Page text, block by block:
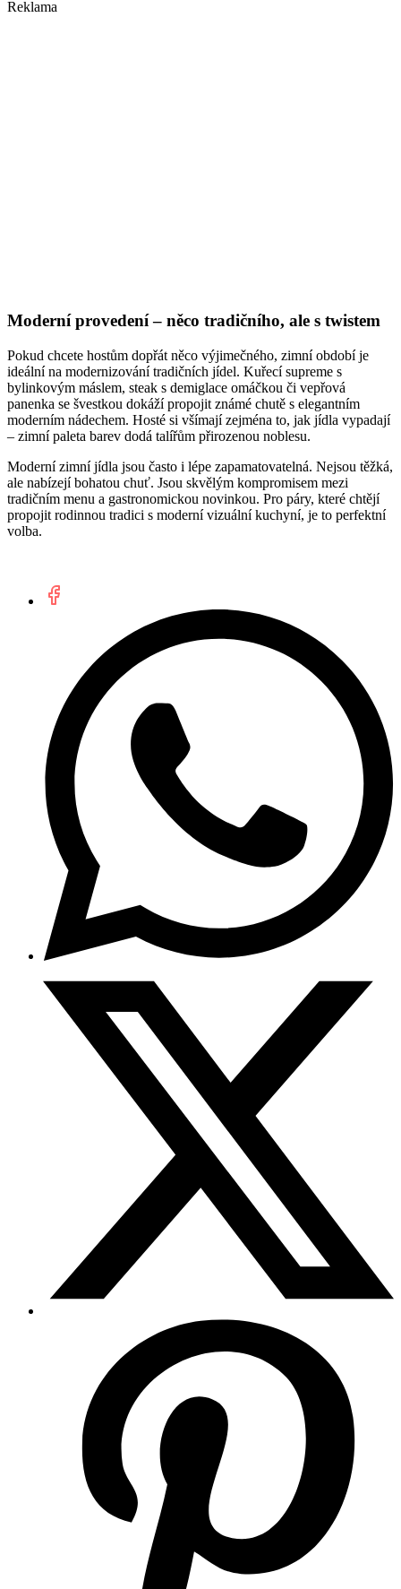
Reklama
Moderní provedení – něco tradičního, ale s twistem
Pokud chcete hostům dopřát něco výjimečného, zimní období je
ideální na modernizování tradičních jídel. Kuřecí supreme s
bylinkovým máslem, steak s demiglace omáčkou či vepřová
panenka se švestkou dokáží propojit známé chutě s elegantním
moderním nádechem. Hosté si všímají zejména to, jak jídla vypadají
– zimní paleta barev dodá talířům přirozenou noblesu.
Moderní zimní jídla jsou často i lépe zapamatovatelná. Nejsou těžká,
ale nabízejí bohatou chuť. Jsou skvělým kompromisem mezi
tradičním menu a gastronomickou novinkou. Pro páry, které chtějí
propojit rodinnou tradici s moderní vizuální kuchyní, je to perfektní
volba.